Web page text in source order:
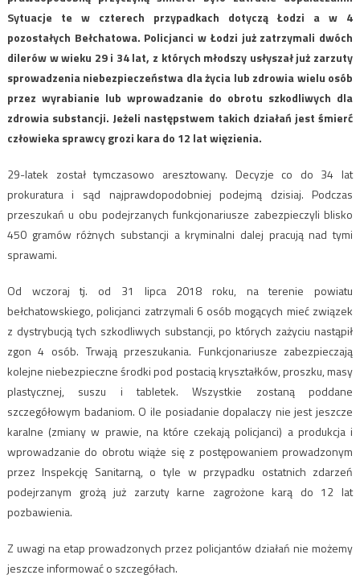
Sytuacje te w czterech przypadkach dotyczą Łodzi a w 4
pozostałych Bełchatowa. Policjanci w Łodzi już zatrzymali dwóch
dilerów w wieku 29 i 34 lat, z których młodszy usłyszał już zarzuty
sprowadzenia niebezpieczeństwa dla życia lub zdrowia wielu osób
przez wyrabianie lub wprowadzanie do obrotu szkodliwych dla
zdrowia substancji. Jeżeli następstwem takich działań jest śmierć
człowieka sprawcy grozi kara do 12 lat więzienia.
29-latek został tymczasowo aresztowany. Decyzje co do 34 lat
prokuratura i sąd najprawdopodobniej podejmą dzisiaj. Podczas
przeszukań u obu podejrzanych funkcjonariusze zabezpieczyli blisko
450 gramów różnych substancji a kryminalni dalej pracują nad tymi
sprawami.
Od wczoraj tj. od 31 lipca 2018 roku, na terenie powiatu
bełchatowskiego, policjanci zatrzymali 6 osób mogących mieć związek
z dystrybucją tych szkodliwych substancji, po których zażyciu nastąpił
zgon 4 osób. Trwają przeszukania. Funkcjonariusze zabezpieczają
kolejne niebezpieczne środki pod postacią kryształków, proszku, masy
plastycznej, suszu i tabletek. Wszystkie zostaną poddane
szczegółowym badaniom. O ile posiadanie dopalaczy nie jest jeszcze
karalne (zmiany w prawie, na które czekają policjanci) a produkcja i
wprowadzanie do obrotu wiąże się z postępowaniem prowadzonym
przez Inspekcję Sanitarną, o tyle w przypadku ostatnich zdarzeń
podejrzanym grożą już zarzuty karne zagrożone karą do 12 lat
pozbawienia.
Z uwagi na etap prowadzonych przez policjantów działań nie możemy
jeszcze informować o szczegółach.